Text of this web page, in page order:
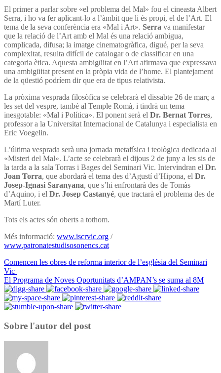
El primer a parlar sobre «el problema del Mal» fou el cineasta Albert
Serra, i ho va fer aplicant-lo a l’àmbit que li és propi, el de l’Art. El
tema de la seva conferència era «Mal i Art». Serra va manifestar
que la relació de l’Art amb el Mal és una relació ambigua,
complicada, difusa; la imatge cinematogràfica, digué, per la seva
complexitat, resulta difícil de catalogar o de classificar en una
categoria ètica. Aquesta ambigüitat en l’Art afirmava que expressava
una ambigüitat present en la pròpia vida de l’home. El plantejament
de la qüestió podríem dir que era de tipus relativista.
La pròxima vesprada filosòfica se celebrarà el dissabte 26 de març a
les set del vespre, també al Temple Romà, i tindrà un tema
inesgotable: «Mal i Política». El ponent serà el Dr. Bernat Torres,
professor a la Universitat Internacional de Catalunya i especialista en
Eric Voegelin.
L’última vesprada serà una jornada metafísica i teològica dedicada al
«Misteri del Mal». L’acte se celebrarà el dijous 2 de juny a les sis de
la tarda a la sala Torras i Bages del Seminari Vic. Intervindran el Dr.
Joan Torra, que abordarà el tema des d’Agustí d’Hipona, el Dr.
Josep-Ignasi Saranyana, que s’hi enfrontarà des de Tomàs
d’Aquino, i el Dr. Josep Castanyé, que tractarà el problema des de
Martí Luter.
Tots els actes són oberts a tothom.
Més informació: www.iscrvic.org /
www.patronatestudisosonencs.cat
Comencen les obres de reforma interior de l’església del Seminari
Vic
El Programa de Noves Oportunitats d’AMPAN’s se suma al 8M
Sobre l'autor del post